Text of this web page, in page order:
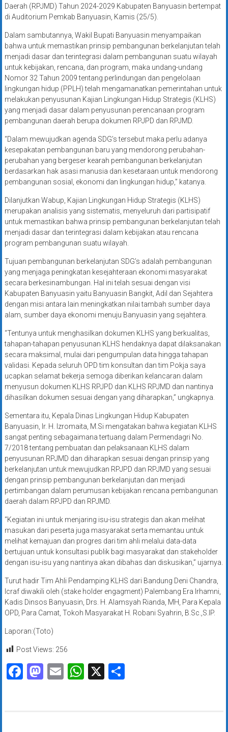
Daerah (RPJMD) Tahun 2024-2029 Kabupaten Banyuasin bertempat
di Auditorium Pemkab Banyuasin, Kamis (25/5).
Dalam sambutannya, Wakil Bupati Banyuasin menyampaikan
bahwa untuk memastikan prinsip pembangunan berkelanjutan telah
menjadi dasar dan terintegrasi dalam pembangunan suatu wilayah
untuk kebijakan, rencana, dan program, maka undang-undang
Nomor 32 Tahun 2009 tentang perlindungan dan pengelolaan
lingkungan hidup (PPLH) telah mengamanatkan pemerintahan untuk
melakukan penyusunan Kajian Lingkungan Hidup Strategis (KLHS)
yang menjadi dasar dalam penyusunan perencanaan program
pembangunan daerah berupa dokumen RPJPD dan RPJMD.
“Dalam mewujudkan agenda SDG’s tersebut maka perlu adanya
kesepakatan pembangunan baru yang mendorong perubahan-
perubahan yang bergeser kearah pembangunan berkelanjutan
berdasarkan hak asasi manusia dan kesetaraan untuk mendorong
pembangunan sosial, ekonomi dan lingkungan hidup,” katanya.
Dilanjutkan Wabup, Kajian Lingkungan Hidup Strategis (KLHS)
merupakan analisis yang sistematis, menyeluruh dari partisipatif
untuk memastikan bahwa prinsip pembangunan berkelanjutan telah
menjadi dasar dan terintegrasi dalam kebijakan atau rencana
program pembangunan suatu wilayah.
Tujuan pembangunan berkelanjutan SDG’s adalah pembangunan
yang menjaga peningkatan kesejahteraan ekonomi masyarakat
secara berkesinambungan. Hal ini telah sesuai dengan visi
Kabupaten Banyuasin yaitu Banyuasin Bangkit, Adil dan Sejahtera
dengan misi antara lain meningkatkan nilai tambah sumber daya
alam, sumber daya ekonomi menuju Banyuasin yang sejahtera.
“Tentunya untuk menghasilkan dokumen KLHS yang berkualitas,
tahapan-tahapan penyusunan KLHS hendaknya dapat dilaksanakan
secara maksimal, mulai dari pengumpulan data hingga tahapan
validasi. Kepada seluruh OPD tim konsultan dan tim Pokja saya
ucapkan selamat bekerja semoga diberikan kelancaran dalam
menyusun dokumen KLHS RPJPD dan KLHS RPJMD dan nantinya
dihasilkan dokumen sesuai dengan yang diharapkan,” ungkapnya.
Sementara itu, Kepala Dinas Lingkungan Hidup Kabupaten
Banyuasin, Ir. H. Izromaita, M.Si mengatakan bahwa kegiatan KLHS
sangat penting sebagaimana tertuang dalam Permendagri No.
7/2018 tentang pembuatan dan pelaksanaan KLHS dalam
penyusunan RPJMD dan diharapkan sesuai dengan prinsip yang
berkelanjutan untuk mewujudkan RPJPD dan RPJMD yang sesuai
dengan prinsip pembangunan berkelanjutan dan menjadi
pertimbangan dalam perumusan kebijakan rencana pembangunan
daerah dalam RPJPD dan RPJMD.
“Kegiatan ini untuk menjaring isu-isu strategis dan akan melihat
masukan dari peserta juga masyarakat serta memantau untuk
melihat kemajuan dan progres dari tim ahli melalui data-data
bertujuan untuk konsultasi publik bagi masyarakat dan stakeholder
dengan isu-isu yang nantinya akan dibahas dan diskusikan,” ujarnya.
Turut hadir Tim Ahli Pendamping KLHS dari Bandung Deni Chandra,
Icraf diwakili oleh (stake holder engagment) Palembang Era Irhamni,
Kadis Dinsos Banyuasin, Drs. H. Alamsyah Rianda, MH, Para Kepala
OPD, Para Camat, Tokoh Masyarakat H. Robani Syahrin, B.Sc.,S.IP.
Laporan:(Toto)
Post Views: 256
Facebook
Mastodon
EmailWhatsApp
X Share